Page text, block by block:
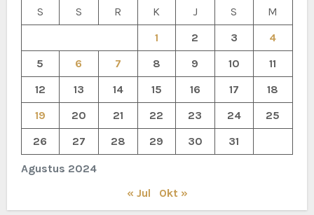
Agustus 2024
S S R K J S
M
1
2 3
4
5
6 7 8 9 10
11
12
13 14 15 16 17
18
19
20 21 22 23 24
25
26
27 28 29 30 31
« Jul Okt »